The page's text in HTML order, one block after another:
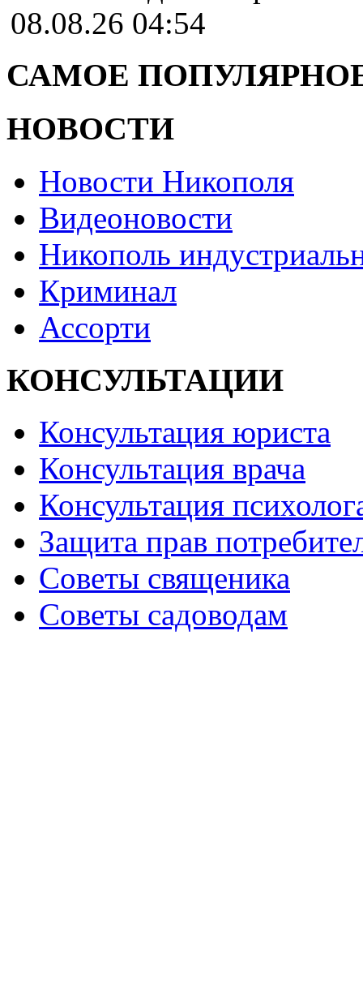
08.08.26 04:54
САМОЕ
НОВОСТИ
Новости Никополя
Видеоновости
Никополь
Криминал
Ассорти
КОНСУЛЬТАЦИИ
Консультация юриста
Консультация врача
Консультация
Защита прав
Советы священика
Советы садоводам